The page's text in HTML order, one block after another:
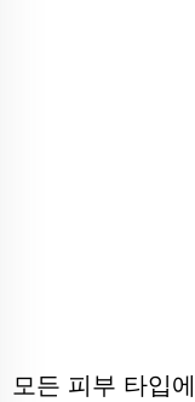
모든 피부 타입에